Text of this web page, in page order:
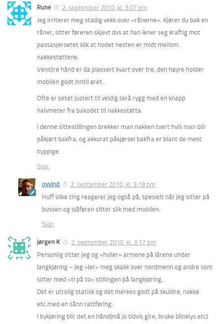
Rune
2. september 2010, kl. 3:07 pm
Jeg irriterer meg stadig vekk over «rånerne». Kjører du bak en
råner, sitter føreren skjevt dvs at han lener seg kraftig mot
passasjersetet slik at hodet nesten er midt mellom
nakkestøttene.
Venstre hånd er da plassert kvart over tre, den høyre holder
mobilen godt inntil øret.
Ofte er setet justert til veldig skrå rygg med en knapp
halvmeter fra bakodet til nakkestøtta.
I denne sittestillingen brekker man nakken tvert hvis man blir
påkjørt bakfra, og akkurat påkjørsel bakfra er blant de mest
hyppige.
Svar
oyvind
2. september 2010, kl. 3:18 pm
Huff slike ting reagerer jeg også på, spesielt når jeg sitter på
bussen og sjåføren sitter slik med mobilen.
Svar
jørgen K
2. september 2010, kl. 3:17 pm
Personlig sitter jeg og «hviler» armene på lårene under
langkjøring – jeg «ler» meg skakk over nordmenn og andre som
sitter med «ti på to» stillingen på langkjøring.
Det er utrolig statisk og det merkes godt på skuldre, nakke
etc.med en sånn rattføring.
I bykjøring blir det en hånd(må jo tidvis gire, bruke blinklys etc)